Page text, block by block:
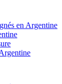
en Argentine